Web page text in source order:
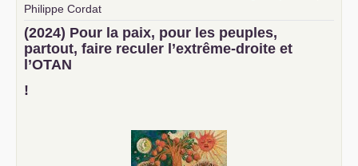
Philippe Cordat
–
un texte de Jean-Claude Delaunay
le marxisme est la
science sociale de notre temps
–un appel proposé aux partis communistes et ouvrier
d’Europe
–
(2024) Pour la paix, pour les peuples,
partout, faire reculer l’extrême-droite et
l’OTAN
!